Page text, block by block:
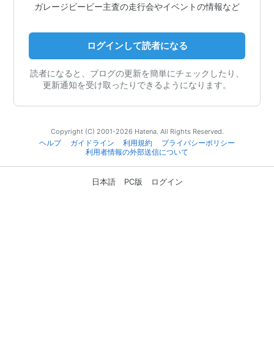
ガレージビービー主査の走行会やイベントの情報など
ログインして読者になる
読者になると、ブログの更新を簡単にチェックしたり、
更新通知を受け取ったりできるようになります。
Copyright (C) 2001-2026 Hatena. All Rights Reserved.
ヘルプ
ガイドライン 利用規約
プライバシーポリシー
利用者情報の外部送信について
日本語 PC版 ログイン